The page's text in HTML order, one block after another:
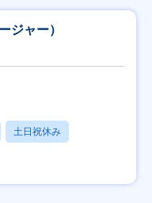
ジャー）
土日祝休み